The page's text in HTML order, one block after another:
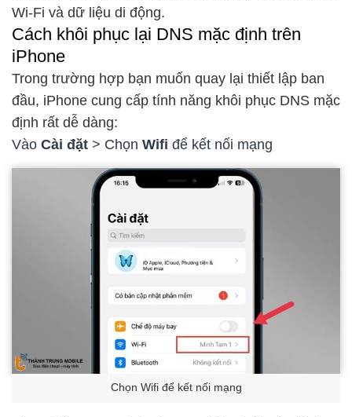
Wi-Fi và dữ liệu di động.
Cách khôi phục lại DNS mặc định trên
iPhone
Trong trường hợp bạn muốn quay lại thiết lập ban
đầu, iPhone cung cấp tính năng khôi phục DNS mặc
định rất dễ dàng:
Vào Cài đặt > Chọn Wifi để kết nối mạng
Chọn Wifi để kết nối mạng